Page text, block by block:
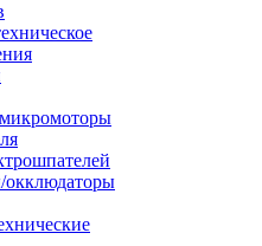
окклюдаторы